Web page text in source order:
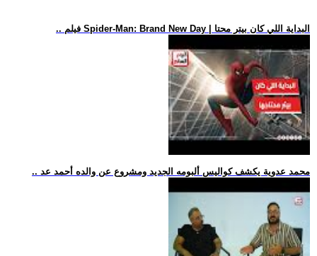
.. فيلم Spider-Man: Brand New Day | البداية اللي كان بيتر محتا
.. محمد عدوية يكشف كواليس ألبومه الجديد ومشروع عن والده أحمد عد